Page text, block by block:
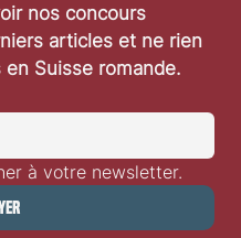
nos concours
articles et ne rien
Suisse romande.
à votre newsletter.